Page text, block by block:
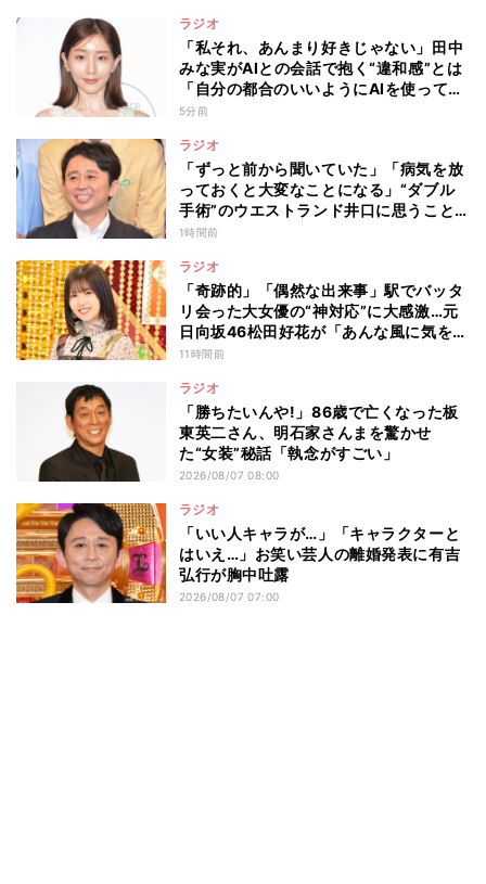
ラジオ
「私それ、あんまり好きじゃない」田中
みな実がAIとの会話で抱く“違和感”とは
「自分の都合のいいようにAIを使ってる
人たちって…」
5分前
ラジオ
「ずっと前から聞いていた」「病気を放
っておくと大変なことになる」“ダブル
手術”のウエストランド井口に思うこと…
有吉弘行が本音を明かした“仕事と病
1時間前
ラジオ
「奇跡的」「偶然な出来事」駅でバッタ
リ会った大女優の“神対応”に大感激…元
日向坂46松田好花が「あんな風に気を使
える人になりたい」と感動した“振る舞
11時間前
ラジオ
「勝ちたいんや!」86歳で亡くなった板
東英二さん、明石家さんまを驚かせ
た“女装”秘話「執念がすごい」
2026/08/07 08:00
ラジオ
「いい人キャラが…」「キャラクターと
はいえ…」お笑い芸人の離婚発表に有吉
弘行が胸中吐露
2026/08/07 07:00